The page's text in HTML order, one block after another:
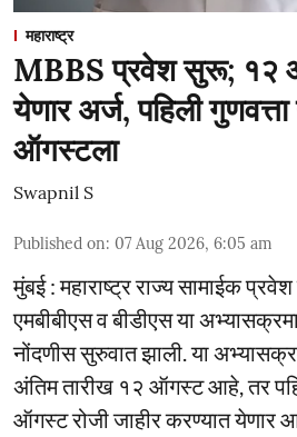
महाराष्ट्र
MBBS प्रवेश सुरू; १२
येणार अर्ज, पहिली
ऑगस्टला
Swapnil S
Published on: 07 Aug 2026, 6:05 am
मुंबई : महाराष्ट्र राज्य सामाईक प्रवेश
एमबीबीएस व बीडीएस या
नोंदणीस सुरुवात झाली. या
अंतिम तारीख १२ ऑगस्ट आहे, तर
ऑगस्ट रोजी जाहीर करण्यात येणार